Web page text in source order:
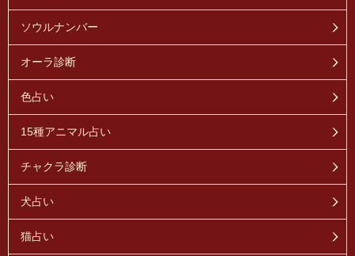
ソウルナンバー
オーラ診断
色占い
15種アニマル占い
チャクラ診断
犬占い
猫占い